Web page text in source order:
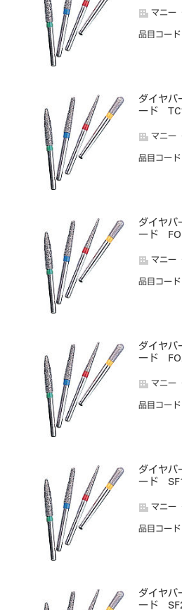
マニー
品目コード
ダイヤバ
ード
マニー
品目コード
ダイヤバ
ード
マニー
品目コード
ダイヤバ
ード
マニー
品目コード
ダイヤバ
ード
マニー
品目コード
ダイヤバ
ード